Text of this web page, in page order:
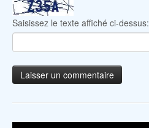
Saisissez le texte affiché ci-dessus: